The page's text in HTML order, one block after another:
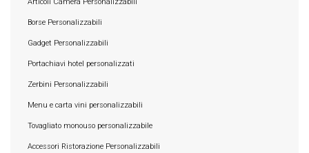
Borse Personalizzabili
Gadget Personalizzabili
Portachiavi hotel personalizzati
Zerbini Personalizzabili
Menu e carta vini personalizzabili
Tovagliato monouso personalizzabile
Accessori Ristorazione Personalizzabili